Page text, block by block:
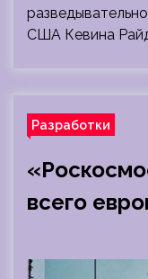
США Кевина
Разработки
всего